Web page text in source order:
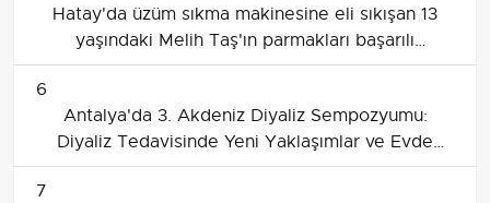
Hatay'da üzüm sıkma makinesine eli sıkışan 13
yaşındaki Melih Taş'ın parmakları başarılı
ameliyatla dikildi
6
Antalya'da 3. Akdeniz Diyaliz Sempozyumu:
Diyaliz Tedavisinde Yeni Yaklaşımlar ve Evde
Diyaliz Vurgusu
7